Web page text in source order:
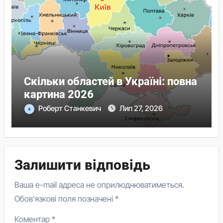
Скільки областей в Україні: повна
картина 2026
Роберт Станкевич Лип 27, 2026
Залишити відповідь
Ваша e-mail адреса не оприлюднюватиметься.
Обов’язкові поля позначені*
Коментар*